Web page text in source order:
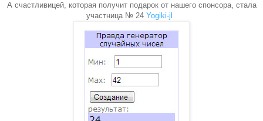
А счастливицей, которая получит подарок от нашего спонсора, стала
участница № 24 Yogiki-jl